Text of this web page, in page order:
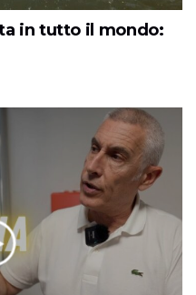
in tutto il mondo: